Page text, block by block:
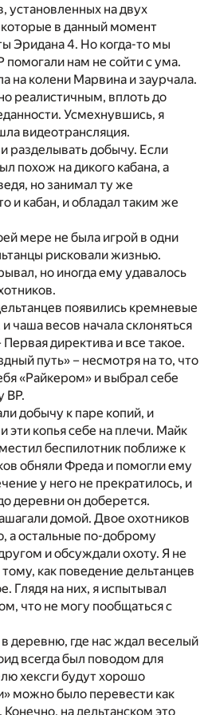
установленных на двух
в данный момент
Эридана 4. Но когда-то мы
нам не сойти с ума.
на колени Марвина и заурчала.
реалистичным, вплоть до
Усмехнувшись, я
видеотрансляция.
разделывать добычу. Если
похож на дикого кабана, а
но занимал ту же
и кабан, и обладал таким же
мере не была игрой в одни
рисковали жизнью.
но иногда ему удавалось
появились кремневые
чаша весов начала склоняться
Первая директива и все такое.
путь» – несмотря на то, что
«Райкером» и выбрал себе
ВР.
добычу к паре копий, и
эти копья себе на плечи. Майк
беспилотник поближе к
обняли Фреда и помогли ему
у него не прекратилось, и
деревни он доберется.
домой. Двое охотников
а остальные по-доброму
и обсуждали охоту. Я не
как поведение дельтанцев
Глядя на них, я испытывал
что не могу пообщаться с
деревню, где нас ждал веселый
всегда был поводом для
хексги будут хорошо
можно было перевести как
на дельтанском это